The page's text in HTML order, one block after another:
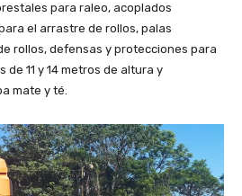
para raleo, acoplados
el arrastre de rollos, palas
rollos, defensas y protecciones para
11 y 14 metros de altura y
mate y té.